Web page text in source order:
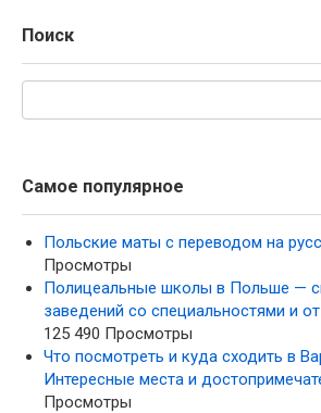
Поиск
Самое популярное
Польские маты с переводом на
Просмотры
Полицеальные школы в Польше —
заведений со специальностями и
125 490 Просмотры
Что посмотреть и куда сходить в
Интересные места и
Просмотры